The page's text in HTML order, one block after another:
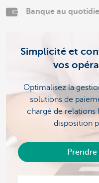
Banque au
Simplicité et
vos
Optimalisez la
solutions de
chargé de relations
disposition